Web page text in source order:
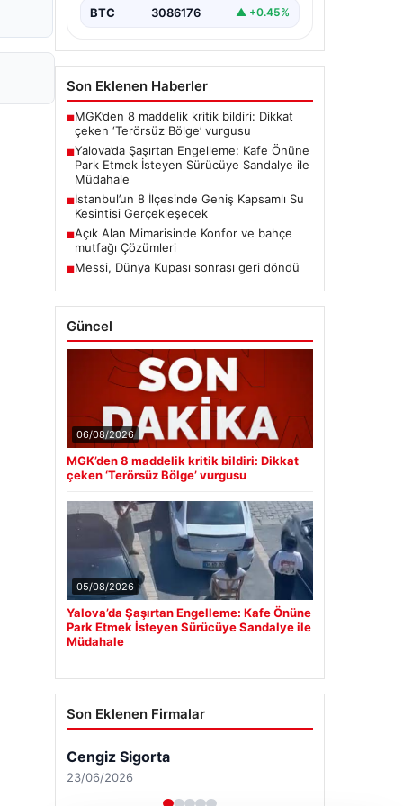
BTC 3086176 ▲ +0.45%
Son Eklenen Haberler
■MGK’den 8 maddelik kritik bildiri: Dikkat
çeken ‘Terörsüz Bölge’ vurgusu
■Yalova’da Şaşırtan Engelleme: Kafe Önüne
Park Etmek İsteyen Sürücüye Sandalye ile
Müdahale
■İstanbul’un 8 İlçesinde Geniş Kapsamlı Su
Kesintisi Gerçekleşecek
■Açık Alan Mimarisinde Konfor ve bahçe
mutfağı Çözümleri
■Messi, Dünya Kupası sonrası geri döndü
Güncel
06/08/2026
MGK’den 8 maddelik kritik bildiri: Dikkat
çeken ‘Terörsüz Bölge’ vurgusu
05/08/2026
Yalova’da Şaşırtan Engelleme: Kafe Önüne
Park Etmek İsteyen Sürücüye Sandalye ile
Müdahale
Son Eklenen Firmalar
Cengiz Sigorta
23/06/2026